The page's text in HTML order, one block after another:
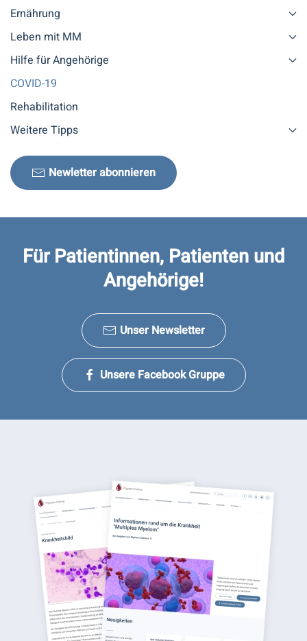
Ernährung
Leben mit MM
Hilfe für Angehörige
COVID-19
Rehabilitation
Weitere Tipps
Newletter abonnieren
Für Patientinnen, Patienten und
Angehörige!
Unser Newsletter
Unsere Facebook Gruppe